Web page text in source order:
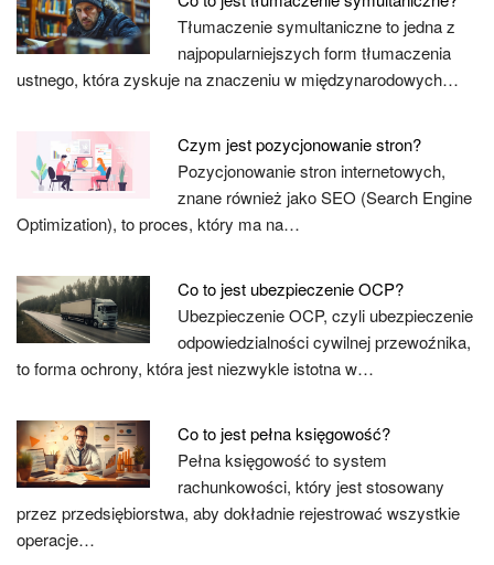
Tłumaczenie symultaniczne to jedna z
najpopularniejszych form tłumaczenia
ustnego, która zyskuje na znaczeniu w międzynarodowych…
Czym jest pozycjonowanie stron?
Pozycjonowanie stron internetowych,
znane również jako SEO (Search Engine
Optimization), to proces, który ma na…
Co to jest ubezpieczenie OCP?
Ubezpieczenie OCP, czyli ubezpieczenie
odpowiedzialności cywilnej przewoźnika,
to forma ochrony, która jest niezwykle istotna w…
Co to jest pełna księgowość?
Pełna księgowość to system
rachunkowości, który jest stosowany
przez przedsiębiorstwa, aby dokładnie rejestrować wszystkie
operacje…